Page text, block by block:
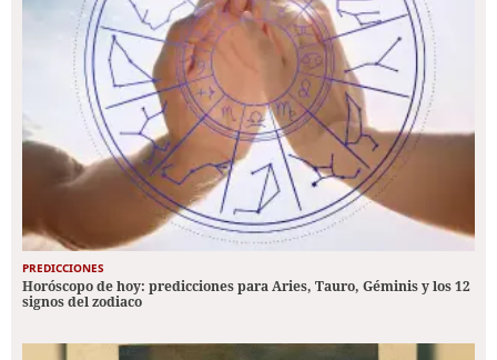
PREDICCIONES
Horóscopo de hoy: predicciones para Aries, Tauro, Géminis y los 12
signos del zodiaco